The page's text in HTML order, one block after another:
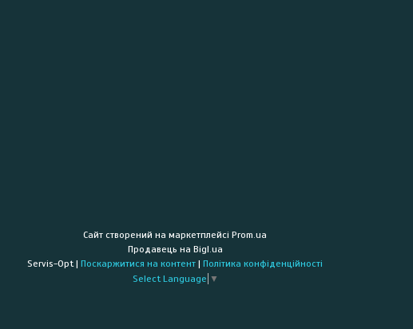
Сайт створений на маркетплейсі Prom.ua
Продавець на Bigl.ua
Servis-Opt | Поскаржитися на контент | Політика конфіденційності
Select Language ▼